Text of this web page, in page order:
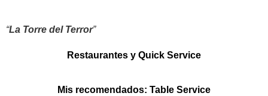
“La Torre del Terror”
Restaurantes y Quick Service
Mis recomendados: Table Service